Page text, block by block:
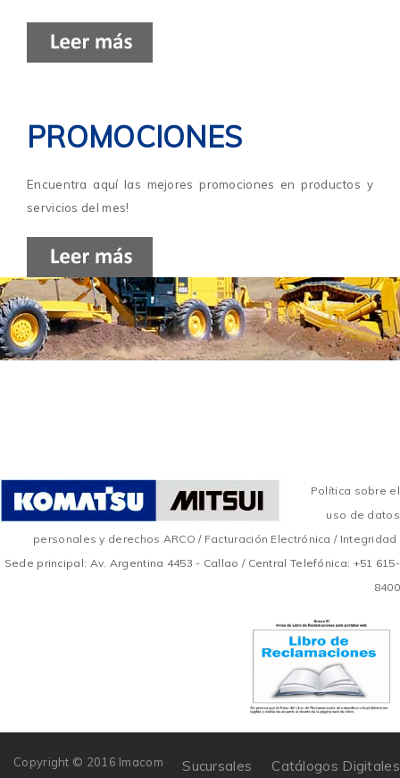
PROMOCIONES
Encuentra aquí las mejores promociones en productos y
servicios del mes!
Política sobre el
uso de datos
personales y derechos ARCO/ Facturación Electrónica / Integridad
Sede principal: Av. Argentina 4453 - Callao / Central Telefónica: +51 615-
8400
Copyright © 2016 Imacom Sucursales Catálogos Digitales